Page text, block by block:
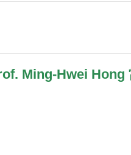
Ming-Hwei Hong